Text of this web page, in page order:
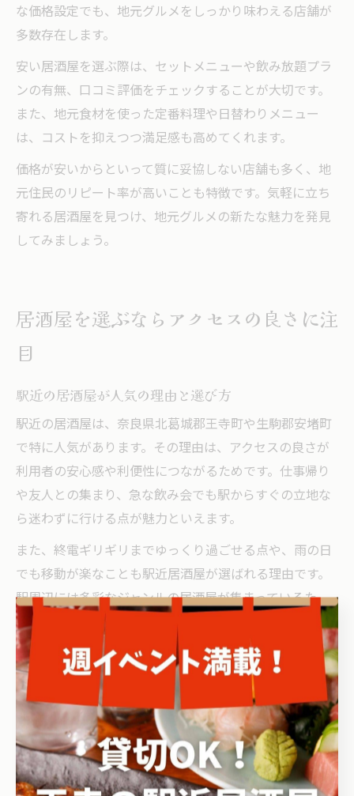
な価格設定でも、地元グルメをしっかり味わえる店舗が
多数存在します。
安い居酒屋を選ぶ際は、セットメニューや飲み放題プラ
ンの有無、口コミ評価をチェックすることが大切です。
また、地元食材を使った定番料理や日替わりメニュー
は、コストを抑えつつ満足感も高めてくれます。
価格が安いからといって質に妥協しない店舗も多く、地
元住民のリピート率が高いことも特徴です。気軽に立ち
寄れる居酒屋を見つけ、地元グルメの新たな魅力を発見
してみましょう。
居酒屋を選ぶならアクセスの良さに注
目
駅近の居酒屋が人気の理由と選び方
駅近の居酒屋は、奈良県北葛城郡王寺町や生駒郡安堵町
で特に人気があります。その理由は、アクセスの良さが
利用者の安心感や利便性につながるためです。仕事帰り
や友人との集まり、急な飲み会でも駅からすぐの立地な
ら迷わずに行ける点が魅力といえます。
また、終電ギリギリまでゆっくり過ごせる点や、雨の日
でも移動が楽なことも駅近居酒屋が選ばれる理由です。
駅周辺には多彩なジャンルの居酒屋が集まっているた
め、好みやシーンに合わせて選択肢が広がります。
選び方としては、駅から徒歩何分か、周辺の混雑状況や
道順の分かりやすさをチェックしましょう。さらに、個
室の有無や飲み放題プラン、地元グルメの充実度も比較
ポイントとなります。駅近であることが、快適な居酒屋
体験への第一歩です。